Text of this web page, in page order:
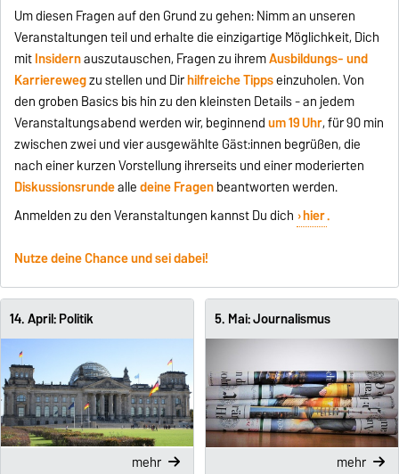
Um diesen Fragen auf den Grund zu gehen: Nimm an unseren
Veranstaltungen teil und erhalte die einzigartige Möglichkeit, Dich
mitInsidernauszutauschen, Fragen zu ihremAusbildungs- und
Karrierewegzu stellen und Dirhilfreiche Tippseinzuholen. Von
den groben Basics bis hin zu den kleinsten Details - an jedem
Veranstaltungsabend werden wir, beginnendum 19 Uhr, für 90 min
zwischen zwei und vier ausgewählte Gäst:innen begrüßen, die
nach einer kurzen Vorstellung ihrerseits und einer moderierten
Diskussionsrundealledeine Fragenbeantworten werden.
Anmelden zu den Veranstaltungen kannst Du dich hier.
Nutze deine Chance und sei dabei!
14. April: Politik
mehr
5. Mai: Journalismus
mehr